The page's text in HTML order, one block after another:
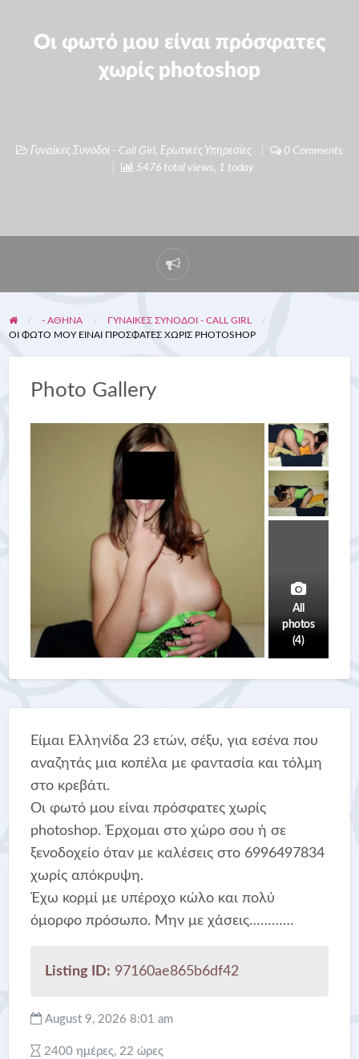
Οι φωτό μου είναι πρόσφατες
χωρίς photoshop
Γυναίκες Συνοδοί - Call Girl, Ερωτικές Υπηρεσίες
0 Comments
5476 total views, 1 today
- ΑΘΗΝΑ
ΓΥΝΑΊΚΕΣ ΣΥΝΟΔΟΊ - CALL GIRL
ΟΙ ΦΩΤΌ ΜΟΥ ΕΊΝΑΙ ΠΡΌΣΦΑΤΕΣ ΧΩΡΊΣ PHOTOSHOP
Photo Gallery
All
photos
(4)
Είμαι Ελληνίδα 23 ετών, σέξυ, για εσένα που
αναζητάς μια κοπέλα με φαντασία και τόλμη
στο κρεβάτι.
Οι φωτό μου είναι πρόσφατες χωρίς
photoshop. Έρχομαι στο χώρο σου ή σε
ξενοδοχείο όταν με καλέσεις στο 6996497834
χωρίς απόκρυψη.
Έχω κορμί με υπέροχο κώλο και πολύ
όμορφο πρόσωπο. Μην με χάσεις…………
Listing ID: 97160ae865b6df42
August 9, 2026 8:01 am
2400 ημέρες, 22 ώρες